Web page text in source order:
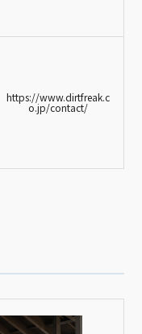
https://www.dirtfreak.c
o.jp/contact/